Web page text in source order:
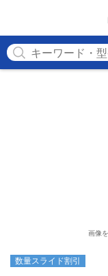
画像
数量スライド割引